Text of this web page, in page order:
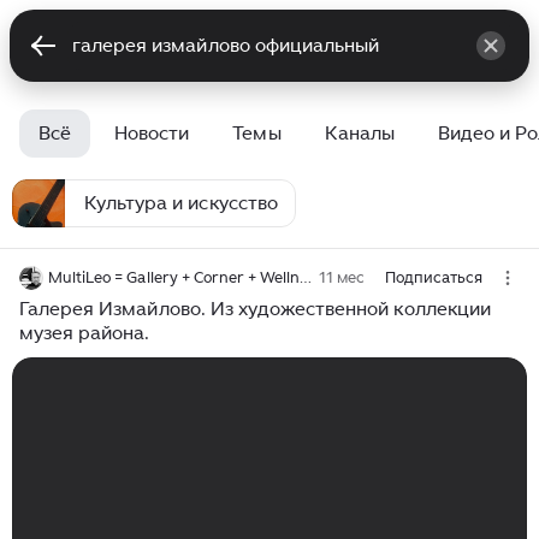
Всё Новости Темы Каналы Видео и
Культура и искусство
MultiLeo = Gallery + Corner + Wellness 11 мес Подписаться
Галерея Измайлово. Из художественной коллекции
музея района.